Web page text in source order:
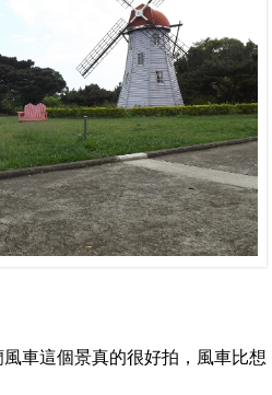
車這個景真的很好拍，風車比想